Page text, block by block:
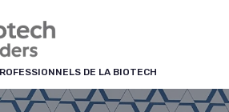
DE LA BIOTECH
cookies